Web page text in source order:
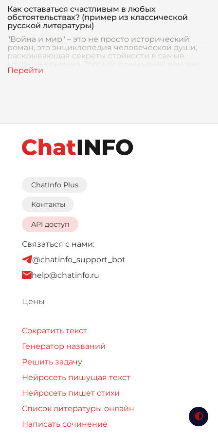
Как оставаться счастливым в любых
обстоятельствах? (пример из классической
русской литературы)
"Война и мир" – это не просто исторический
роман, это энциклопедия человеческой души,
раскрывающая секреты стойкости в самые
трудные времена. Толстой показывает нам, как
любовь, ве
ChatInfo Plus
Контакты
API доступ
Связаться с нами:
@chatinfo_support_bot
help@chatinfo.ru
Цены
Сократить текст
Генератор названий
Решить задачу
Нейросеть пишущая текст
Нейросеть пишет стихи
Список литературы онлайн
Написать сочинение